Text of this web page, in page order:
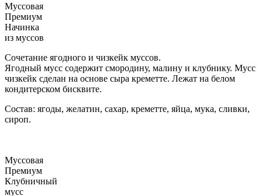
Муссовая
Премиум
Начинка
из муссов
Сочетание ягодного и чизкейк муссов.
Ягодный мусс содержит смородину, малину и клубнику. Мусс
чизкейк сделан на основе сыра креметте. Лежат на белом
кондитерском бисквите.
Состав: ягоды, желатин, сахар, креметте, яйца, мука, сливки,
сироп.
Муссовая
Премиум
Клубничный
мусс